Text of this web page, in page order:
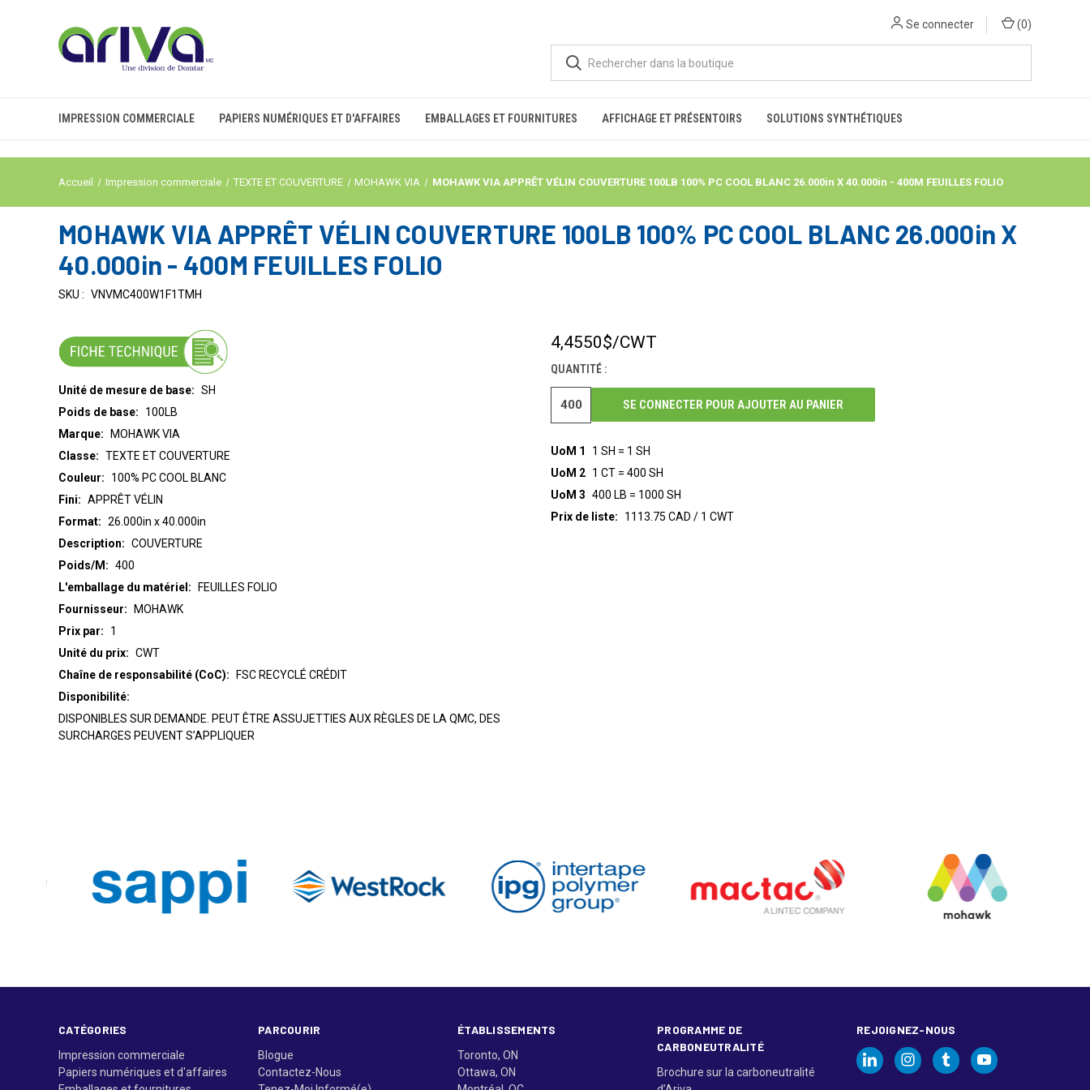
Se connecter (0)
IMPRESSION COMMERCIALE PAPIERS NUMÉRIQUES ET D'AFFAIRES EMBALLAGES ET FOURNITURES AFFICHAGE ET PRÉSENTOIRS SOLUTIONS SYNTHÉTIQUES
Accueil Impression commerciale TEXTE ET COUVERTURE MOHAWK VIA MOHAWK VIA APPRÊT VÉLIN COUVERTURE 100LB 100% PC COOL BLANC 26.000in X 40.000in - 400M FEUILLES FOLIO
MOHAWK VIA APPRÊT VÉLIN COUVERTURE 100LB 100% PC COOL BLANC 26.000in X
40.000in - 400M FEUILLES FOLIO
SKU : VNVMC400W1F1TMH
Classe: TEXTE ET COUVERTURE
Couleur:
100% PC COOL BLANC
Description: COUVERTURE
Fini: APPRÊT VÉLIN
Fournisseur: MOHAWK
L'emballage du matériel: FEUILLES FOLIO
Marque: MOHAWK VIA
Poids de base: 100LB
Poids/M: 400
Unité de mesure de base: SH
Prix par:
1
Unité du prix: CWT
Format: 26.000in x 40.000in
Chaîne de responsabilité (CoC):
FSC RECYCLÉ CRÉDIT
Disponibilité:
DISPONIBLES SUR DEMANDE. PEUT ÊTRE ASSUJETTIES AUX RÈGLES DE LA QMC, DES
SURCHARGES PEUVENT S’APPLIQUER
STOCK
4,4550$/CWT
QUANTITÉ :
SE CONNECTER POUR AJOUTER AU PANIER
UoM 1
1 SH = 1 SH
UoM 2 1 CT = 400 SH
UoM 3 400 LB = 1000 SH
Prix de liste:
1113.75 CAD / 1 CWT
CATÉGORIES
Impression commerciale
Papiers numériques et d'affaires
PARCOURIR
Blogue
Contactez-Nous
ÉTABLISSEMENTS
Toronto, ON
Ottawa, ON
PROGRAMME DE
CARBONEUTRALITÉ
Brochure sur la carboneutralité
REJOIGNEZ-NOUS